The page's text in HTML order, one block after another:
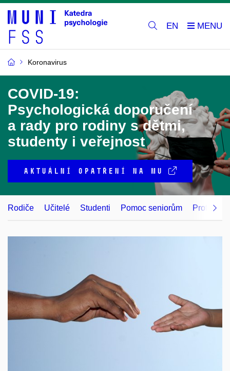
EN
Koronavirus
COVID-19:
Psychologická doporučení
a rady pro rodiny s dětmi,
studenty i veřejnost
AKTUÁLNÍ OPATŘENÍ NA MU
Rodiče Učitelé Studenti Pomoc seniorům